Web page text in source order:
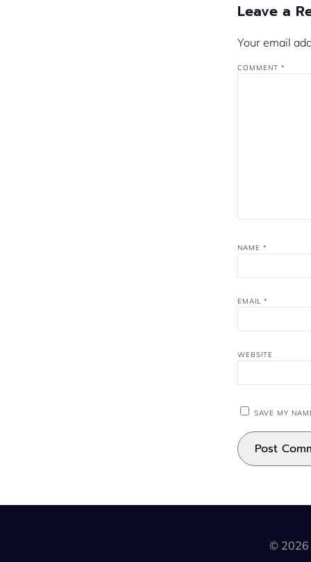
Leave a
Your email
COMMENT*
NAME*
EMAIL*
WEBSITE
SAVE MY
© 2026